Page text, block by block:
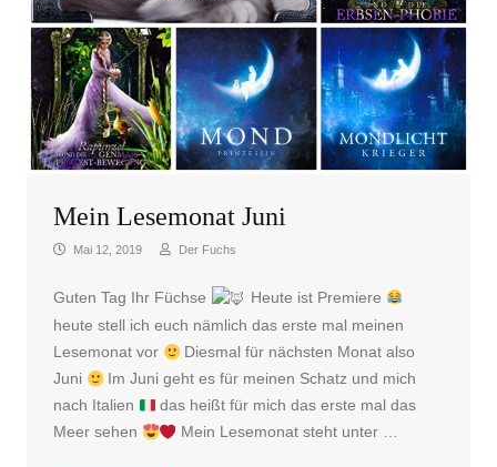
Mein Lesemonat Juni
Mai 12, 2019 Der Fuchs
Guten Tag Ihr Füchse
Heute ist Premiere
heute stell ich euch nämlich das erste mal meinen
Lesemonat vor
Diesmal für nächsten Monat also
Juni
Im Juni geht es für meinen Schatz und mich
nach Italien
das heißt für mich das erste mal das
Meer sehen
Mein Lesemonat steht unter …